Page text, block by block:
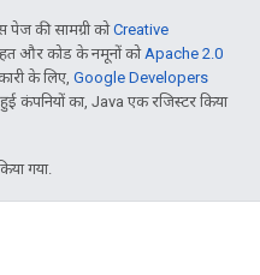
की सामग्री कोCreative
और कोड के नमूनों कोApache 2.0
के लिए, Google Developers
का, Java एक रजिस्टर किया
गया.